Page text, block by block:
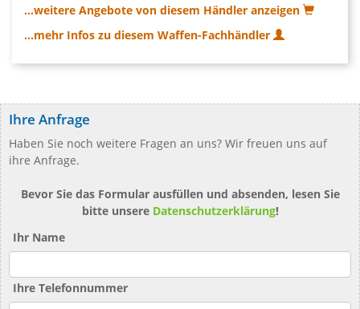
...weitere Angebote von diesem Händler anzeigen
...mehr Infos zu diesem Waffen-Fachhändler
Ihre Anfrage
Haben Sie noch weitere Fragen an uns? Wir freuen uns auf
ihre Anfrage.
Bevor Sie das Formular ausfüllen und absenden, lesen Sie
bitte unsere Datenschutzerklärung!
Ihr Name
Ihre Telefonnummer